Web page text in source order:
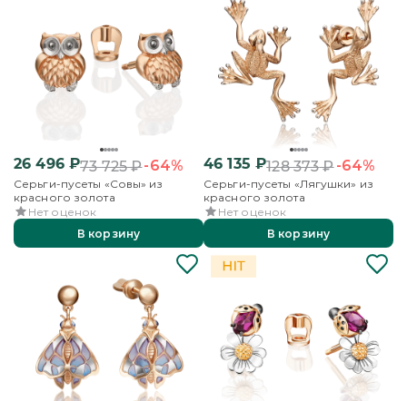
26 496₽73 725₽-64%
Серьги-пусеты «Совы» из
красного золота
Нет оценок
В корзину
46 135 ₽128 373₽-64%
Серьги-пусеты «Лягушки» из
красного золота
Нет оценок
В корзину